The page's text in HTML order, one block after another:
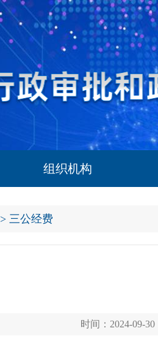
组织机构
> 三公经费
时间：2024-09-30